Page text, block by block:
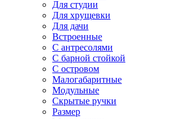
Для студии
Для хрущевки
Для дачи
Встроенные
С антресолями
С барной стойкой
С островом
Малогабаритные
Модульные
Скрытые ручки
Размер